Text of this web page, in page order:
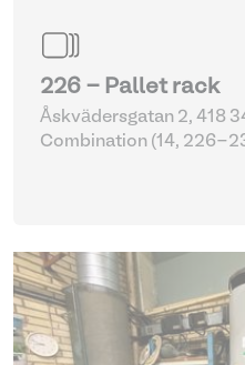
226 - Pallet rack
Åskvädersgatan 2, 418
Combination (14, 226-